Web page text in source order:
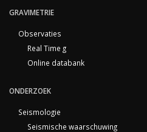
GRAVIMETRIE
Observaties
Real Time g
Online databank
ONDERZOEK
Seismologie
Seismische waarschuwing